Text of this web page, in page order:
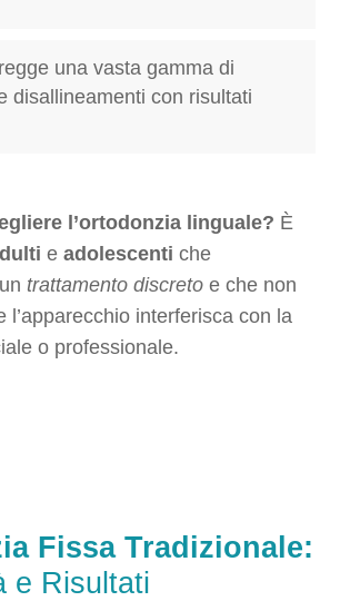
una vasta gamma di
disallineamenti con risultati
l’ortodonzia linguale? È
eadolescentiche
trattamento discreto e che non
l’apparecchio interferisca con la
o professionale.
Fissa Tradizionale:
e Risultati